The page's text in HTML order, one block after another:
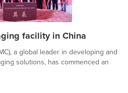
facility in China
a global leader in developing and
solutions, has commenced an